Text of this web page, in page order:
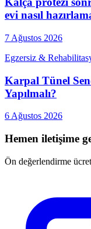
evi nasıl
7 Ağustos 2026
Egzersiz &
Karpal Tünel
Yapılmalı?
6 Ağustos 2026
Hemen iletişime
Ön değerlendirme